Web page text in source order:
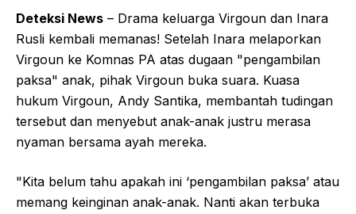
Deteksi News – Drama keluarga Virgoun dan Inara
Rusli kembali memanas! Setelah Inara melaporkan
Virgoun ke Komnas PA atas dugaan "pengambilan
paksa" anak, pihak Virgoun buka suara. Kuasa
hukum Virgoun, Andy Santika, membantah tudingan
tersebut dan menyebut anak-anak justru merasa
nyaman bersama ayah mereka.
"Kita belum tahu apakah ini ‘pengambilan paksa’ atau
memang keinginan anak-anak. Nanti akan terbuka